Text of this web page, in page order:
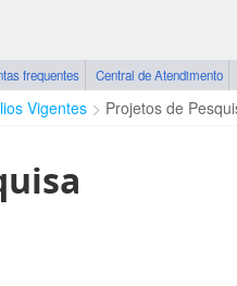
frequentes Central de Atendimento
Vigentes Projetos de